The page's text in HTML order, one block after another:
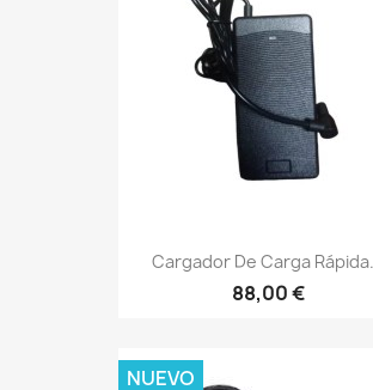
Cargador De Carga
88,00 €
NUEVO